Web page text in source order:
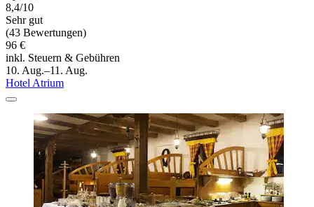
8,4/10
Sehr gut
(43 Bewertungen)
96 €
inkl. Steuern & Gebühren
10. Aug.–11. Aug.
Hotel Atrium